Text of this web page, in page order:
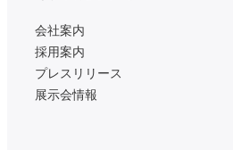
会社案内
採用案内
プレスリリース
展示会情報